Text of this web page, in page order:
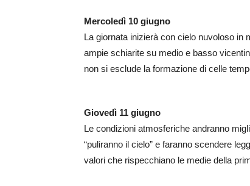
Mercoledì 10 giugno
La giornata inizierà con cielo nuvoloso in
ampie schiarite su medio e basso
non si esclude la formazione di celle
Giovedì 11 giugno
Le condizioni atmosferiche andranno
“puliranno il cielo” e faranno scendere
valori che rispecchiano le medie della